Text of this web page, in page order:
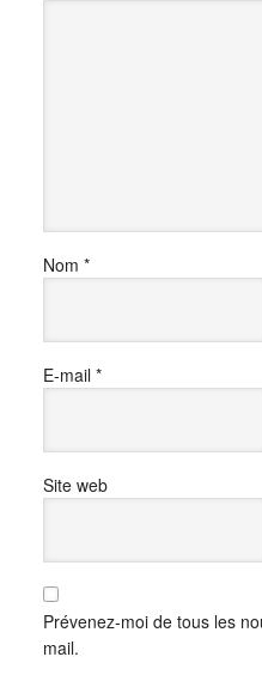
Nom *
E-mail *
Site web
Prévenez-moi de tous les
mail.